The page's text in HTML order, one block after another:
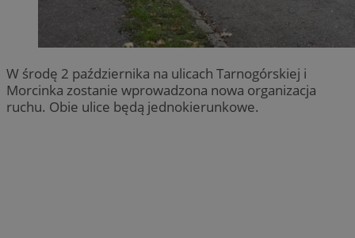
W środę 2 października na ulicach Tarnogórskiej i
Morcinka zostanie wprowadzona nowa organizacja
ruchu. Obie ulice będą jednokierunkowe.